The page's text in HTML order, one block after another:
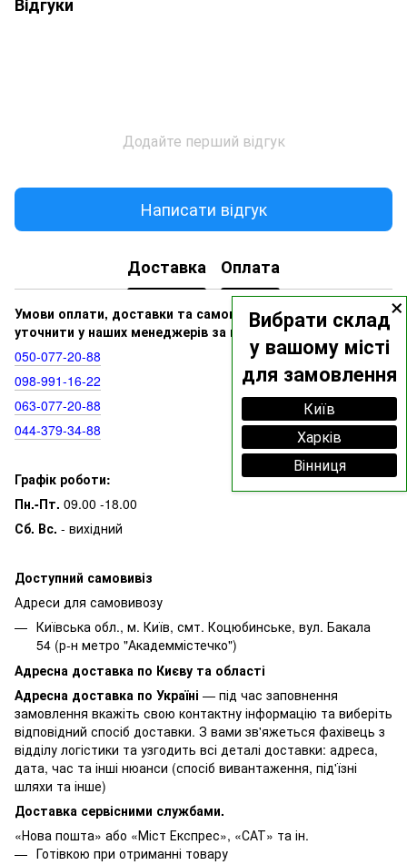
×
Вибрати склад
у вашому місті
для замовлення
Київ
Харків
Вінниця
Додайте перший відгук
Написати відгук
Доставка Оплата
Умови оплати, доставки та самовивозу ви можете
уточнити у наших менеджерів за номерами:
050‑077‑20‑88
098‑991‑16‑22
063‑077‑20‑88
044‑379‑34‑88
Графік роботи:
Пн.-Пт. 09.00 -18.00
Сб. Вс. - вихідний
Доступний самовивіз
Адреси для самовивозу
Київська обл., м. Київ, смт. Коцюбинське, вул. Бакала
54 (р-н метро "Академмістечко")
Адресна доставка по Києву та області
Адресна доставка по Україні — під час заповнення
замовлення вкажіть свою контактну інформацію та виберіть
відповідний спосіб доставки. З вами зв'яжеться фахівець з
відділу логістики та узгодить всі деталі доставки: адреса,
дата, час та інші нюанси (спосіб вивантаження, під'їзні
шляхи та інше)
Доставка сервісними службами.
«Нова пошта» або «Міст Експрес», «САТ» та ін.
Готівкою при отриманні товару